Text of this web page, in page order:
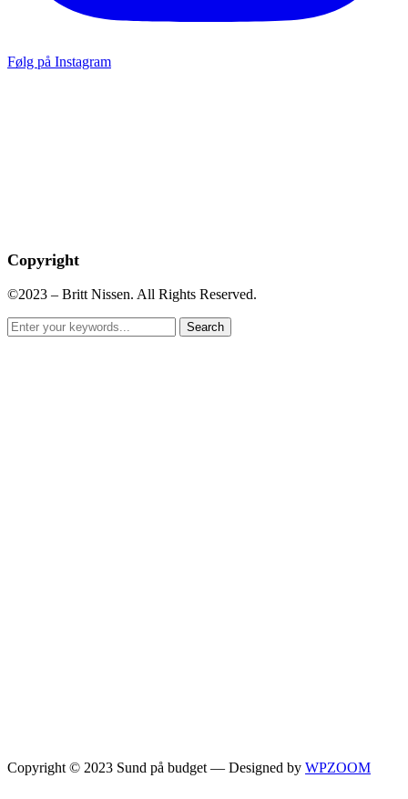
Følg på Instagram
Copyright
©2023 – Britt Nissen. All Rights Reserved.
Copyright © 2023 Sund på budget — Designed by WPZOOM